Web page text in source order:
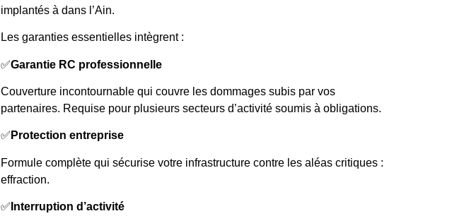
implantés à dans l’Ain.
Les garanties essentielles intègrent :
✅Garantie RC professionnelle
Couverture incontournable qui couvre les dommages subis par vos
partenaires. Requise pour plusieurs secteurs d’activité soumis à obligations.
✅ Protection entreprise
Formule complète qui sécurise votre infrastructure contre les aléas critiques :
effraction.
✅ Interruption d’activité